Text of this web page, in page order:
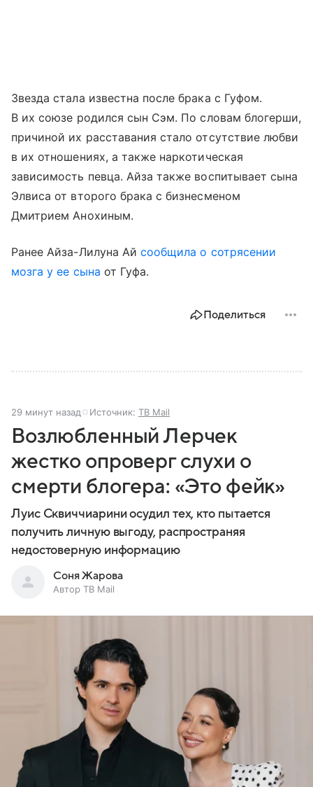
Звезда стала известна после брака с Гуфом.
В их союзе родился сын Сэм. По словам блогерши,
причиной их расставания стало отсутствие любви
в их отношениях, а также наркотическая
зависимость певца. Айза также воспитывает сына
Элвиса от второго брака с бизнесменом
Дмитрием Анохиным.
Ранее Айза-Лилуна Айсообщила о сотрясении
мозга у ее сына от Гуфа.
Поделиться
29 минут назад Источник: ТВ Mail
Возлюбленный Лерчек
жестко опроверг слухи о
смерти блогера: «Это фейк»
Луис Сквиччиарини осудил тех, кто пытается
получить личную выгоду, распространяя
недостоверную информацию
Соня Жарова
Автор ТВ Mail